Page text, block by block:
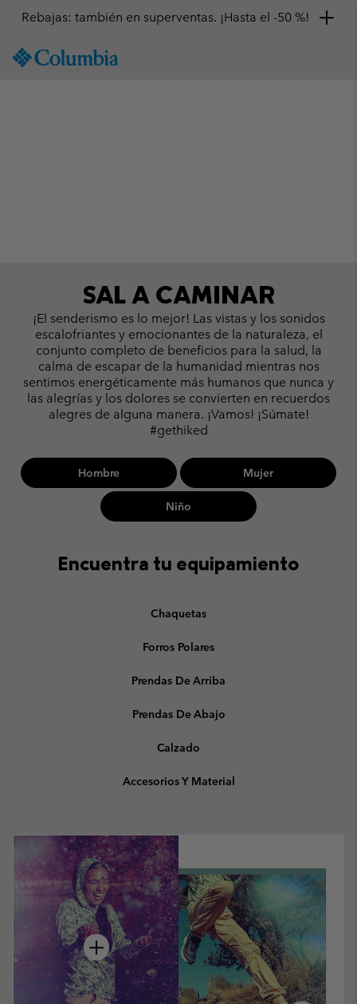
TO
Rebajas: también en superventas. ¡Hasta el -50 %!
SAL A CAMINAR
¡El senderismo es lo mejor! Las vistas y los sonidos
escalofriantes y emocionantes de la naturaleza, el
conjunto completo de beneficios para la salud, la
calma de escapar de la humanidad mientras nos
sentimos energéticamente más humanos que nunca y
las alegrías y los dolores se convierten en recuerdos
alegres de alguna manera. ¡Vamos! ¡Súmate!
#gethiked
Hombre Mujer
Niño
Encuentra tu equipamiento
Chaquetas
Forros Polares
Prendas De Arriba
Prendas De Abajo
Calzado
Accesorios Y Material
hot spot